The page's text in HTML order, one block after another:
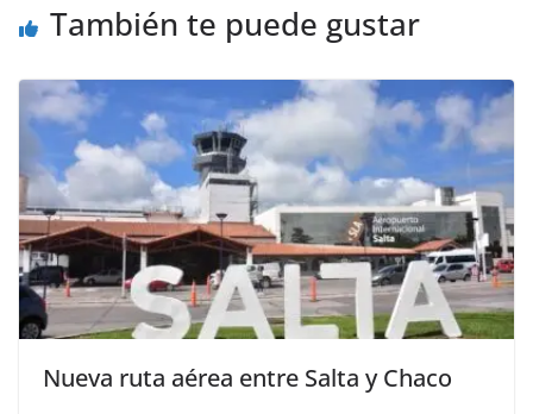
También te puede gustar
Nueva ruta aérea entre Salta y Chaco